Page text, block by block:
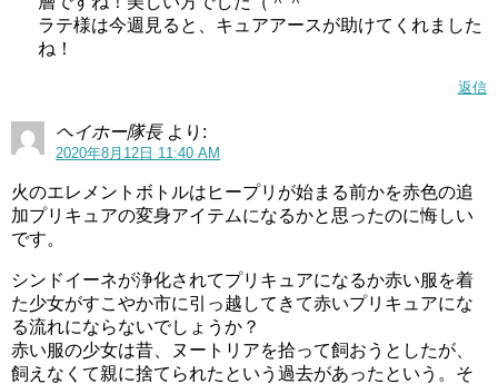
ラテ様は今週見ると、キュアアースが助けてくれました
ね！
返信
ヘイホー隊長 より:
2020年8月12日 11:40 AM
火のエレメントボトルはヒープリが始まる前かを赤色の追
加プリキュアの変身アイテムになるかと思ったのに悔しい
です。
シンドイーネが浄化されてプリキュアになるか赤い服を着
た少女がすこやか市に引っ越してきて赤いプリキュアにな
る流れにならないでしょうか？
赤い服の少女は昔、ヌートリアを拾って飼おうとしたが、
飼えなくて親に捨てられたという過去があったという。そ